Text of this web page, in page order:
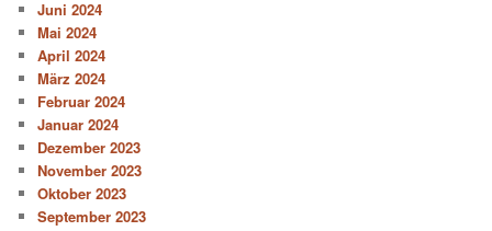
Juni 2024
Mai 2024
April 2024
März 2024
Februar 2024
Januar 2024
Dezember 2023
November 2023
Oktober 2023
September 2023